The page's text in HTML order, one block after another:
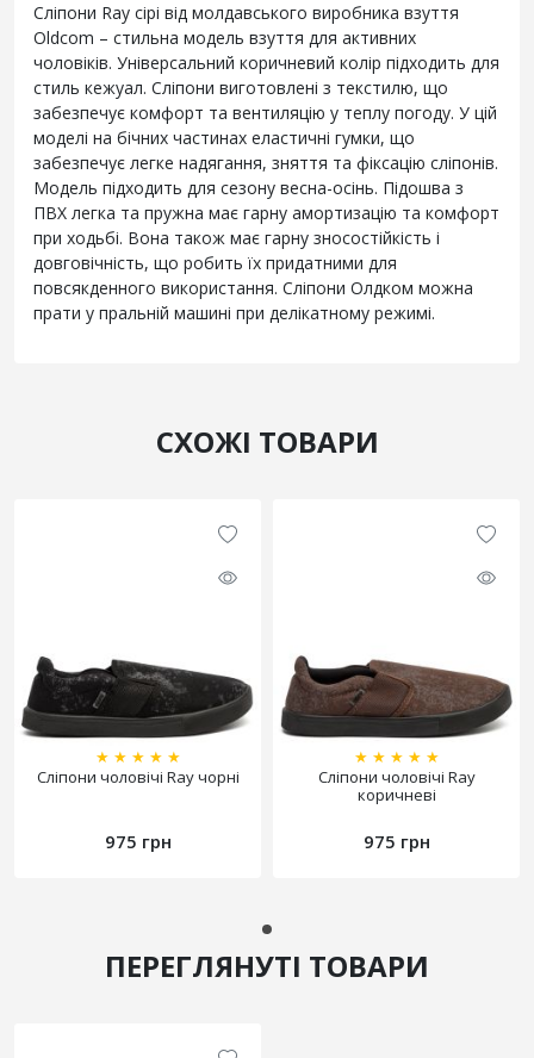
Сліпони Ray сірі від молдавського виробника взуття
Oldcom – стильна модель взуття для активних
чоловіків. Універсальний коричневий колір підходить для
стиль кежуал. Сліпони виготовлені з текстилю, що
забезпечує комфорт та вентиляцію у теплу погоду. У цій
моделі на бічних частинах еластичні гумки, що
забезпечує легке надягання, зняття та фіксацію сліпонів.
Модель підходить для сезону весна-осінь. Підошва з
ПВХ легка та пружна має гарну амортизацію та комфорт
при ходьбі. Вона також має гарну зносостійкість і
довговічність, що робить їх придатними для
повсякденного використання. Сліпони Олдком можна
прати у пральній машині при делікатному режимі.
СХОЖІ ТОВАРИ
★ ★ ★ ★ ★
Сліпони чоловічі Ray чорні
975 грн
★ ★ ★ ★ ★
Сліпони чоловічі Ray
коричневі
975 грн
ПЕРЕГЛЯНУТІ ТОВАРИ